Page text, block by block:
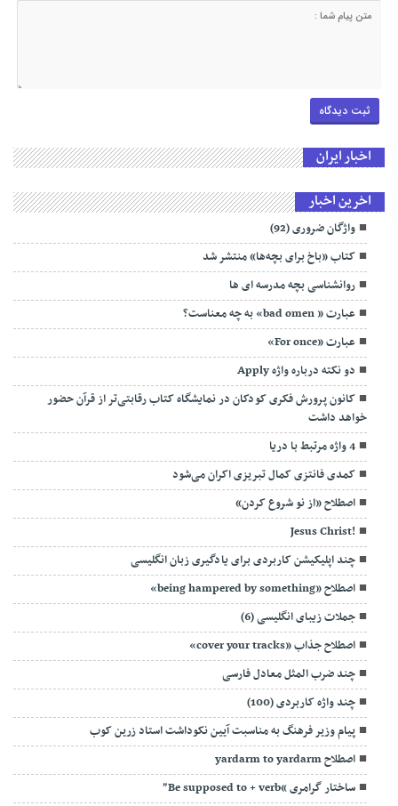
اخبار ایران
اخرین اخبار
واژگان ضروری (92)
کتاب «باخ برای بچه‌ها» منتشر شد
روانشناسی بچه مدرسه ای ها
عبارت « bad omen» به چه معناست؟
عبارت «For once»
دو نکته درباره واژه Apply
کانون پرورش فکری کودکان در نمایشگاه کتاب رقابتی‌تر از قرآن حضور
خواهد داشت
4 واژه مرتبط با دریا
کمدی فانتزی کمال تبریزی اکران می‌شود
اصطلاح «از نو شروع کردن»
!Jesus Christ
چند اپلیکیشن کاربردی برای یادگیری زبان انگلیسی
اصطلاح «being hampered by something»
جملات زیبای انگلیسی (6)
اصطلاح جذاب «cover your tracks»
چند ضرب المثل معادل فارسی
چند واژه کاربردی (100)
پیام وزیر فرهنگ به مناسبت آیین نکوداشت استاد زرین کوب
اصطلاح yardarm to yardarm
ساختار گرامری “Be supposed to + verb”